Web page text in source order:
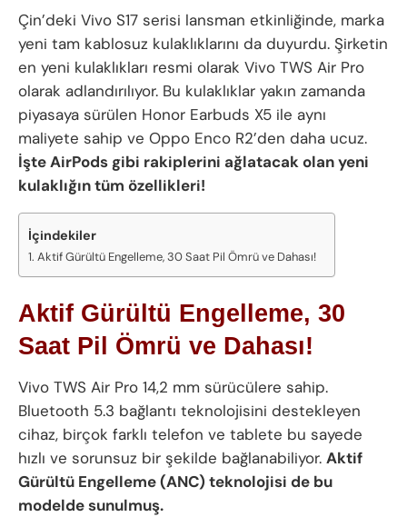
Çin’deki Vivo S17 serisi lansman etkinliğinde, marka
yeni tam kablosuz kulaklıklarını da duyurdu. Şirketin
en yeni kulaklıkları resmi olarak Vivo TWS Air Pro
olarak adlandırılıyor. Bu kulaklıklar yakın zamanda
piyasaya sürülen Honor Earbuds X5 ile aynı
maliyete sahip ve Oppo Enco R2’den daha ucuz.
İşte AirPods gibi rakiplerini ağlatacak olan yeni
kulaklığın tüm özellikleri!
İçindekiler
Aktif Gürültü Engelleme, 30 Saat Pil Ömrü ve Dahası!
Aktif Gürültü Engelleme, 30
Saat Pil Ömrü ve Dahası!
Vivo TWS Air Pro 14,2 mm sürücülere sahip.
Bluetooth 5.3 bağlantı teknolojisini destekleyen
cihaz, birçok farklı telefon ve tablete bu sayede
hızlı ve sorunsuz bir şekilde bağlanabiliyor. Aktif
Gürültü Engelleme (ANC) teknolojisi de bu
modelde sunulmuş.